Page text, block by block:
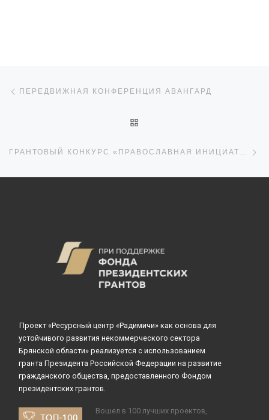
Навигация по записям
ПЕРЕДВИЖНАЯ КОНФЕРЕНЦИЯ АВАНГАРД
Проект «Ресурсный центр «Радимичи» как основа для
устойчивого развития некоммерческого сектора
Брянской области» реализуется с использованием
гранта Президента Российской Федерации на развитие
гражданского общества, предоставленного Фондом
президентских грантов.
Вошел в 100 лучших проектов,